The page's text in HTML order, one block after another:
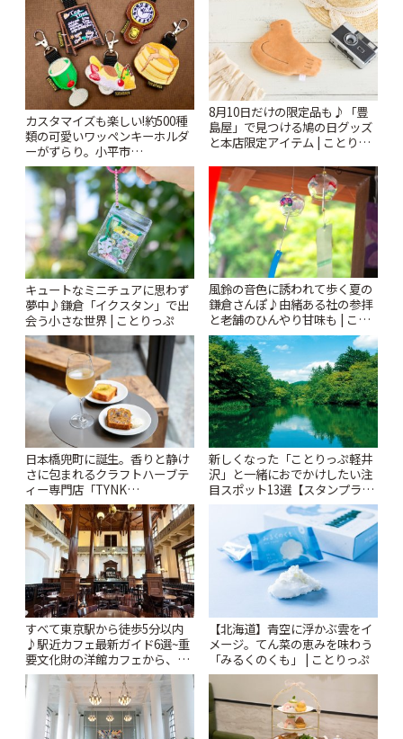
カスタマイズも楽しい!約500種
類の可愛いワッペンキーホルダ
ーがずらり。小平市
「Kimamaya T&K」 | ことりっ
ぷ
8月10日だけの限定品も♪「豊
島屋」で見つける鳩の日グッズ
と本店限定アイテム | ことりっ
キュートなミニチュアに思わず
夢中♪鎌倉「イクスタン」で出
会う小さな世界 | ことりっぷ
風鈴の音色に誘われて歩く夏の
鎌倉さんぽ♪由緒ある社の参拝
と老舗のひんやり甘味も | こと
りっぷ
日本橋兜町に誕生。香りと静け
さに包まれるクラフトハーブテ
ィー専門店「TYNK
Kabutocho」 | ことりっぷ
新しくなった「ことりっぷ軽井
沢」と一緒におでかけしたい注
目スポット13選【スタンプラリ
ー開催中】 | ことりっぷ
すべて東京駅から徒歩5分以内
♪駅近カフェ最新ガイド6選~重
要文化財の洋館カフェから、改
札すぐのレトロ喫茶まで~ | こと
りっぷ
【北海道】青空に浮かぶ雲をイ
メージ。てん菜の恵みを味わう
「みるくのくも」 | ことりっぷ